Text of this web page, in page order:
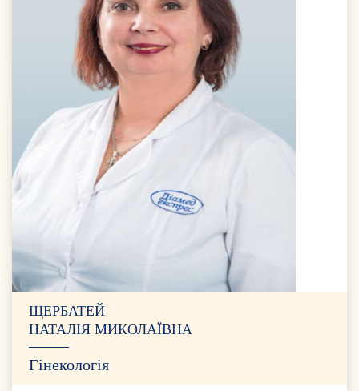
ЩЕРБАТЕЙ
НАТАЛІЯ МИКОЛАЇВНА
Гінекологія